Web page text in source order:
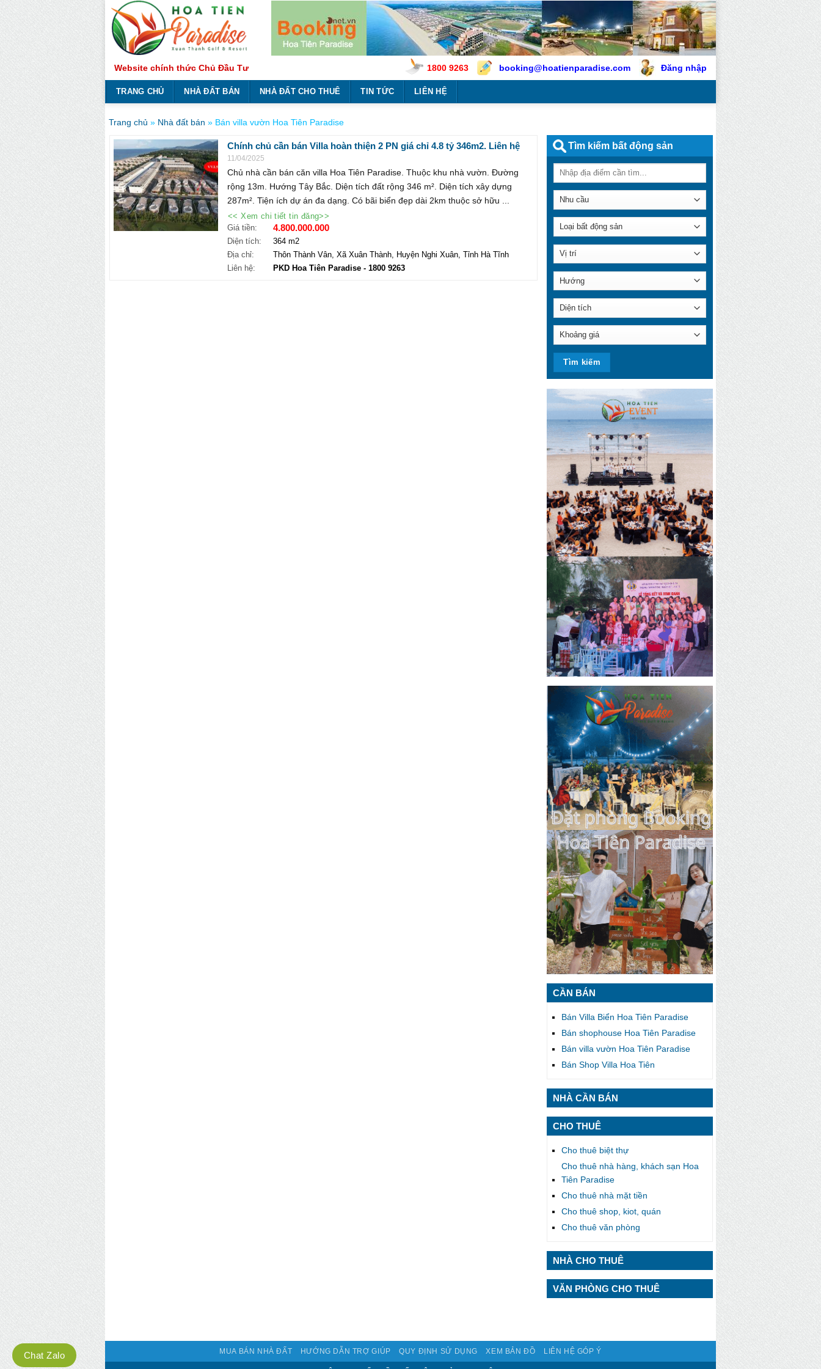
Bỏ
qua
nội
dung
Website chính thức Chủ Đầu Tư 1800 9263 booking@hoatienparadise.com Đăng nhập
TRANG CHỦ NHÀ ĐẤT BÁN NHÀ ĐẤT CHO THUÊ TIN TỨC LIÊN HỆ
Trang chủ » Nhà đất bán » Bán villa vườn Hoa Tiên Paradise
Chính chủ cần bán Villa hoàn thiện 2 PN giá chỉ 4.8 tỷ 346m2. Liên hệ
ngay.
11/04/2025
Chủ nhà cần bán căn villa Hoa Tiên Paradise. Thuộc khu nhà vườn. Đường
rộng 13m. Hướng Tây Bắc. Diện tích đất rộng 346 m². Diện tích xây dựng
287m². Tiện ích dự án đa dạng. Có bãi biển đẹp dài 2km thuộc sở hữu ...
<< Xem chi tiết tin đăng>>
Giá tiền:
4.800.000.000
Diện tích:
364 m2
Địa chỉ:
Thôn Thành Vân, Xã Xuân Thành, Huyện Nghi Xuân, Tỉnh Hà Tĩnh
Liên hệ:
PKD Hoa Tiên Paradise- 1800 9263
Tìm kiếm bất động sản
CẦN BÁN
Bán Villa Biển Hoa Tiên Paradise
Bán shophouse Hoa Tiên Paradise
Bán villa vườn Hoa Tiên Paradise
Bán Shop Villa Hoa Tiên
NHÀ CẦN BÁN
CHO THUÊ
Cho thuê biệt thự
Cho thuê nhà hàng, khách sạn Hoa
Tiên Paradise
Cho thuê nhà mặt tiền
Cho thuê shop, kiot, quán
Cho thuê văn phòng
NHÀ CHO THUÊ
VĂN PHÒNG CHO THUÊ
MUA BÁN NHÀ ĐẤT HƯỚNG DẪN TRỢ GIÚP QUY ĐỊNH SỬ DỤNG XEM BẢN ĐỒ LIÊN HỆ GÓP Ý
Chat Zalo